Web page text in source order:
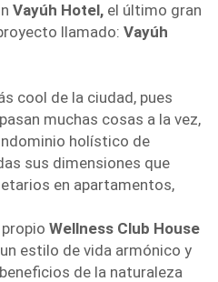
Vayúh Hotel, el último gran
llamado: Vayúh
cool de la ciudad, pues
muchas cosas a la vez,
holístico de
sus dimensiones que
en apartamentos,
Wellness Club House
estilo de vida armónico y
de la naturaleza